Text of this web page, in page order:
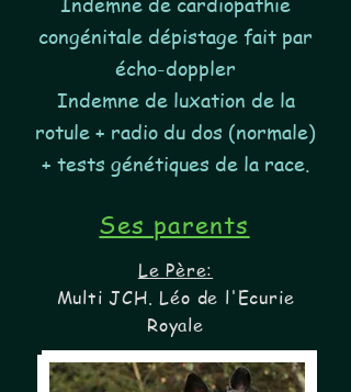
congénitale dépistage fait par
écho-doppler
Indemne de luxation de la
rotule + radio du dos (normale)
+ tests génétiques de la race.
Ses parents
Le Père:
Multi JCH. Léo de l'Ecurie
Royale